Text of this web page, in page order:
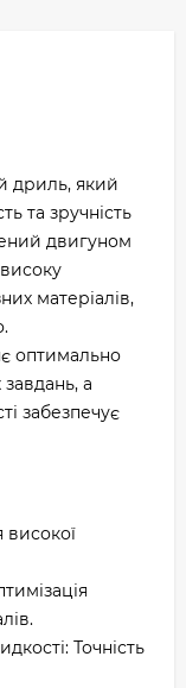
дриль, який
та зручність
двигуном
матеріалів,
оптимально
а
забезпечує
високої
Точність